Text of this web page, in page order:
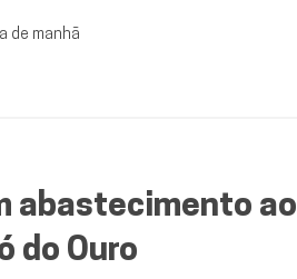
de manhã
abastecimento
do Ouro